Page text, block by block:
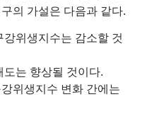
의 가설은 다음과 같다.
위생지수는 감소할 것
도는 향상될 것이다.
위생지수 변화 간에는